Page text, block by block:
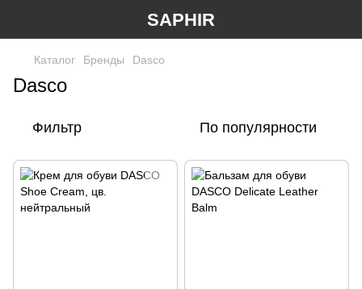
SAPHIR
Каталог Бренды Dasco
Dasco
Фильтр По популярности